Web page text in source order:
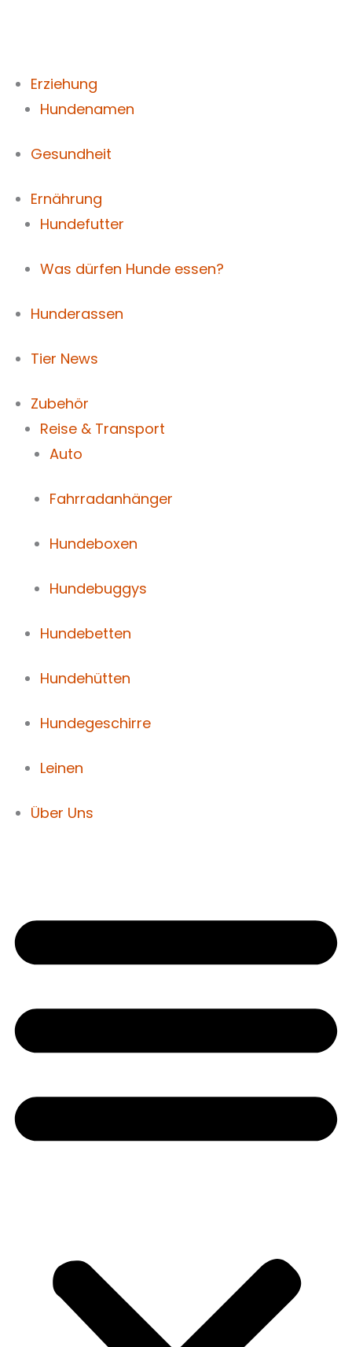
Erziehung
Hundenamen
Gesundheit
Ernährung
Hundefutter
Was dürfen Hunde essen?
Hunderassen
Tier News
Zubehör
Reise & Transport
Auto
Fahrradanhänger
Hundeboxen
Hundebuggys
Hundebetten
Hundehütten
Hundegeschirre
Leinen
Über Uns